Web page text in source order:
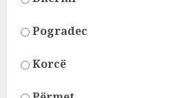
Pogradec
Korcë